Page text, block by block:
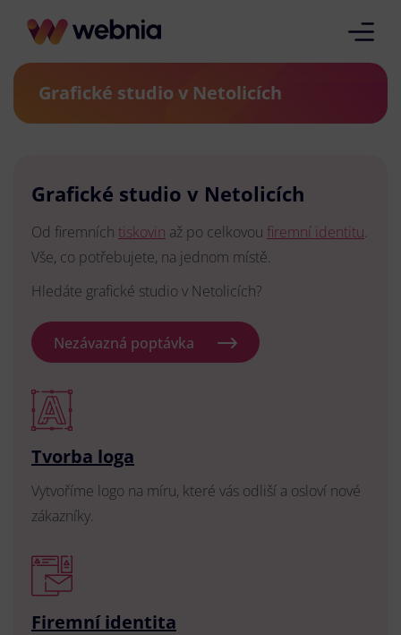
Grafické studio v Netolicích
Grafické studio v Netolicích
Od firemních tiskovin až po celkovou firemní identitu.
Vše, co potřebujete, na jednom místě.
Hledáte grafické studio v Netolicích?
Nezávazná poptávka
Tvorba loga
Vytvoříme logo na míru, které vás odliší a osloví nové
zákazníky.
Firemní identita